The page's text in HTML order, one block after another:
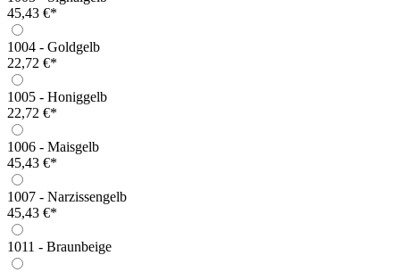
45,43 €*
1004 - Goldgelb
22,72 €*
1005 - Honiggelb
22,72 €*
1006 - Maisgelb
45,43 €*
1007 - Narzissengelb
45,43 €*
1011 - Braunbeige